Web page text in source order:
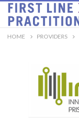
HOME PROVIDERS